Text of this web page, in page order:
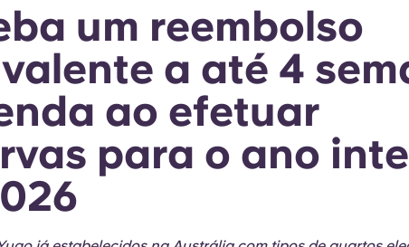
uma nova
a inovação, a
Sobre nós
Perguntas
um reembolso
a até 4
ao efetuar
para o ano